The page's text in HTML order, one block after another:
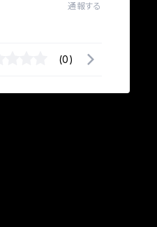
通報する
(0)